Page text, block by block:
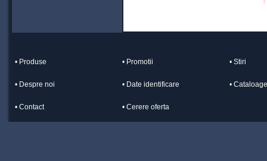
• Produse • Promotii • Stiri
• Despre noi • Date identificare • Cataloage
• Contact • Cerere oferta